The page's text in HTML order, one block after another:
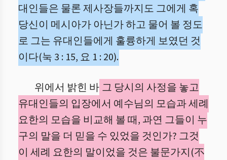
대인들은 물론 제사장들까지도 그에게 혹
당신이 메시아가 아닌가 하고 물어 볼 정도
로 그는 유대인들에게 훌륭하게 보였던 것
이다(눅 3 : 15, 요 1 : 20).
위에서 밝힌 바 그 당시의 사정을 놓고
유대인들의 입장에서 예수님의 모습과 세례
요한의 모습을 비교해 볼 때, 과연 그들이 누
구의 말을 더 믿을 수 있었을 것인가? 그것
이 세례 요한의 말이었을 것은 불문가지(不